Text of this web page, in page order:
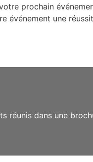
prochain
événement une
réunis dans une